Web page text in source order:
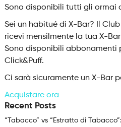
Sono disponibili tutti gli ormai
Sei un habitué di X-Bar? Il
ricevi mensilmente la tua X-
Sono disponibili abbonamenti
Click&Puff.
Ci sarà sicuramente un X-Bar
Acquistare ora
Recent Posts
“Tabacco” vs “Estratto di